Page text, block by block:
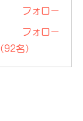
フォロー
フォロー
名）